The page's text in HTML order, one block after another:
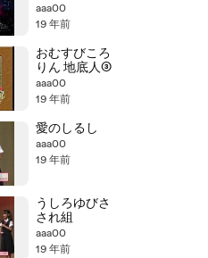
You Do
aaa00
19 年前
おむすびころ
りん 地底人③
aaa00
19 年前
愛のしるし
aaa00
19 年前
うしろゆびさ
され組
aaa00
19 年前